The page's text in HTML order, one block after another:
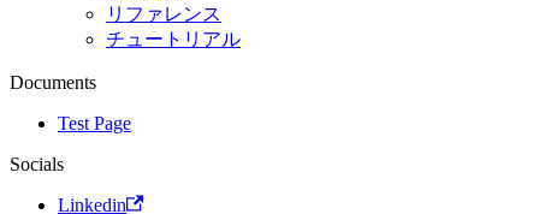
リファレンス
チュートリアル
Documents
Test Page
Socials
Linkedin